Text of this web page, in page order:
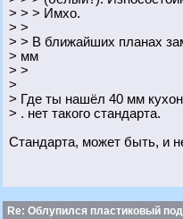
> > > Имхо.
> >
> > В ближайших планах
> мм
> >
>
> Где ты нашёл 40 мм
> . нет такого стандарта.
Стандарта, может быть, и
Re: Облупился пластиковый